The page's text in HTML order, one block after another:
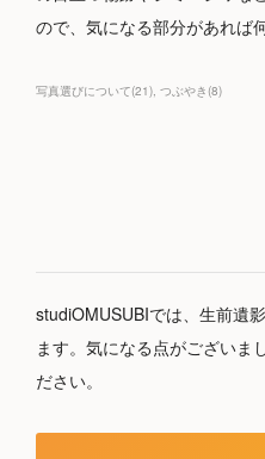
ので、気になる部分があれば
写真選びについて(21) つぶやき (8)
studiOMUSUBIでは、生前遺
ます。気になる点がございま
ださい。